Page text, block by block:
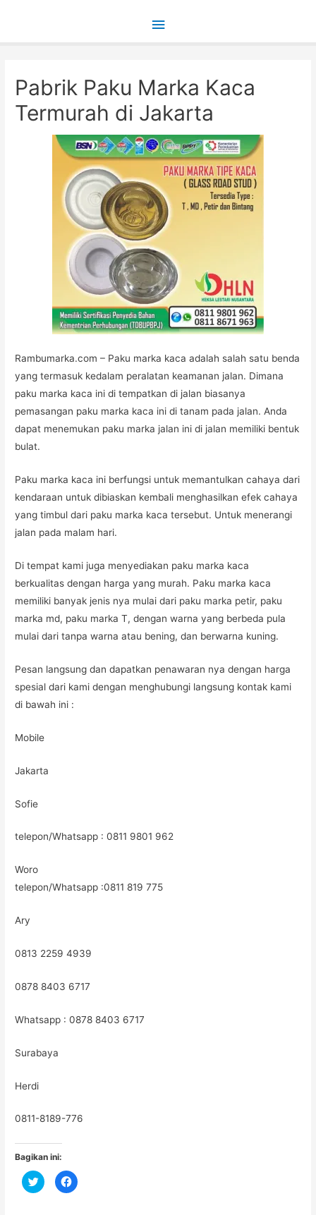
Main
Pabrik Paku Marka Kaca
Termurah di Jakarta
Rambumarka.com – Paku marka kaca adalah salah satu benda
yang termasuk kedalam peralatan keamanan jalan. Dimana
paku marka kaca ini di tempatkan di jalan biasanya
pemasangan paku marka kaca ini di tanam pada jalan. Anda
dapat menemukan paku marka jalan ini di jalan memiliki bentuk
bulat.
Paku marka kaca ini berfungsi untuk memantulkan cahaya dari
kendaraan untuk dibiaskan kembali menghasilkan efek cahaya
yang timbul dari paku marka kaca tersebut. Untuk menerangi
jalan pada malam hari.
Di tempat kami juga menyediakan paku marka kaca
berkualitas dengan harga yang murah. Paku marka kaca
memiliki banyak jenis nya mulai dari paku marka petir, paku
marka md, paku marka T, dengan warna yang berbeda pula
mulai dari tanpa warna atau bening, dan berwarna kuning.
Pesan langsung dan dapatkan penawaran nya dengan harga
spesial dari kami dengan menghubungi langsung kontak kami
di bawah ini :
Mobile
Jakarta
Sofie
telepon/Whatsapp : 0811 9801 962
Woro
telepon/Whatsapp :0811 819 775
Ary
0813 2259 4939
0878 8403 6717
Whatsapp : 0878 8403 6717
Surabaya
Herdi
0811-8189-776
Bagikan ini:
C
l
C
l